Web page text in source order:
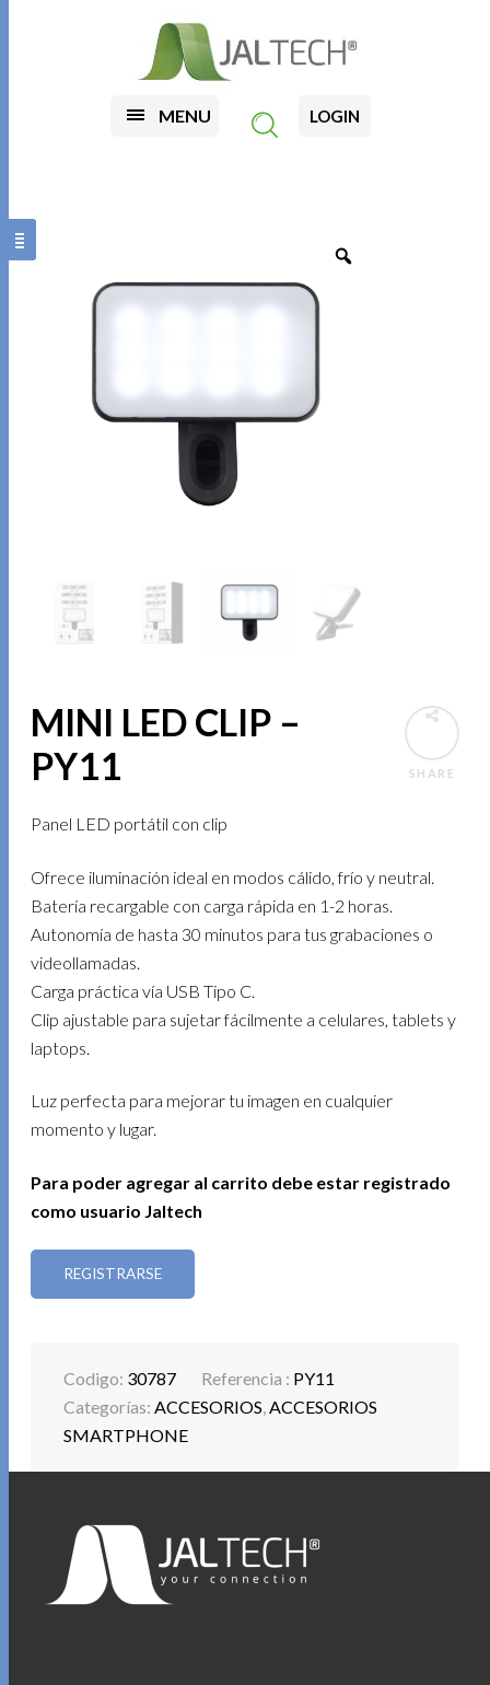
MENU LOGIN
SHARE
MINI LED CLIP –
PY11
Panel LED portátil con clip
Ofrece iluminación ideal en modos cálido, frío y neutral.
Batería recargable con carga rápida en 1-2 horas.
Autonomía de hasta 30 minutos para tus grabaciones o
videollamadas.
Carga práctica vía USB Tipo C.
Clip ajustable para sujetar fácilmente a celulares, tablets y
laptops.
Luz perfecta para mejorar tu imagen en cualquier
momento y lugar.
Para poder agregar al carrito debe estar registrado
como usuario Jaltech
REGISTRARSE
Codigo: 30787 Referencia : PY11
Categorías:ACCESORIOS,ACCESORIOS
SMARTPHONE